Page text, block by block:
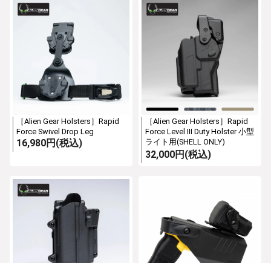
［Alien Gear Holsters］Rapid
Force Swivel Drop Leg
16,980円(税込)
［Alien Gear Holsters］Rapid
Force Level III Duty Holster 小型
ライト用(SHELL ONLY)
32,000円(税込)